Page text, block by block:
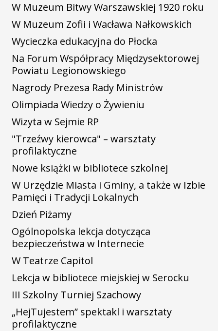
W Muzeum Bitwy Warszawskiej 1920 roku
W Muzeum Zofii i Wacława Nałkowskich
Wycieczka edukacyjna do Płocka
Na Forum Współpracy Międzysektorowej
Powiatu Legionowskiego
Nagrody Prezesa Rady Ministrów
Olimpiada Wiedzy o Żywieniu
Wizyta w Sejmie RP
"Trzeźwy kierowca" – warsztaty
profilaktyczne
Nowe książki w bibliotece szkolnej
W Urzędzie Miasta i Gminy, a także w Izbie
Pamięci i Tradycji Lokalnych
Dzień Piżamy
Ogólnopolska lekcja dotycząca
bezpieczeństwa w Internecie
W Teatrze Capitol
Lekcja w bibliotece miejskiej w Serocku
III Szkolny Turniej Szachowy
„HejTujestem” spektakl i warsztaty
profilaktyczne